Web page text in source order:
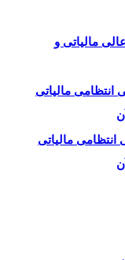
مالیاتی و
مالیاتی
مالیاتی